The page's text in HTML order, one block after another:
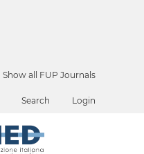
Show all FUP Journals
Search Login